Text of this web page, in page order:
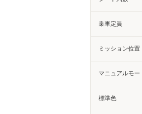
乗車定員
ミッション位置
マニュアルモー
標準色